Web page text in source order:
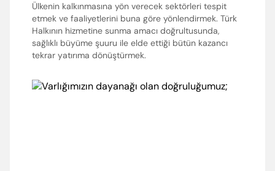
Ülkenin kalkınmasına yön verecek sektörleri tespit
etmek ve faaliyetlerini buna göre yönlendirmek. Türk
Halkının hizmetine sunma amacı doğrultusunda,
sağlıklı büyüme şuuru ile elde ettiği bütün kazancı
tekrar yatırıma dönüştürmek.